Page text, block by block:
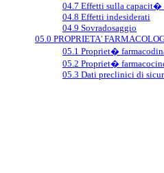
04.7 Effetti sulla capacit�
04.8 Effetti indesiderati
04.9 Sovradosaggio
05.0 PROPRIETA'
05.1 Propriet�
05.2 Propriet�
05.3 Dati preclinici di